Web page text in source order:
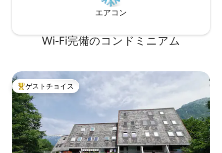
エアコン
Wi-Fi完備のコンドミニアム
大好評のゲストチョイスです。
ゲストチョイス